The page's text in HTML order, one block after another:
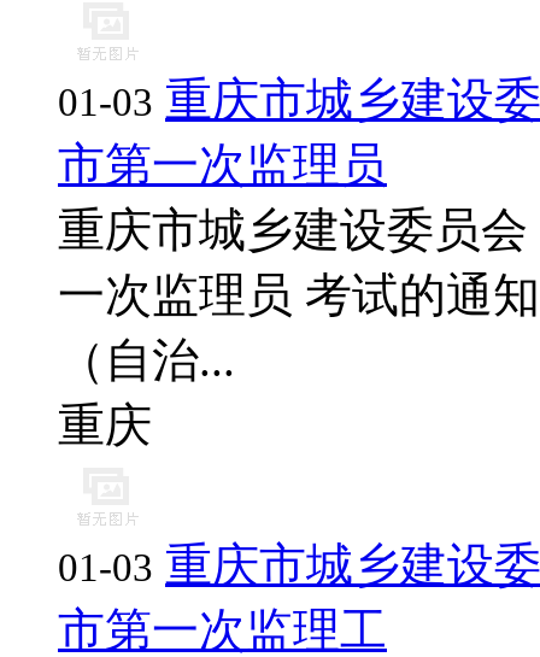
01-03 重庆市城乡建设
市第一次监理员
重庆市城乡建设委员
一次监理员 考试的通
（自治...
重庆
01-03 重庆市城乡建设
市第一次监理工